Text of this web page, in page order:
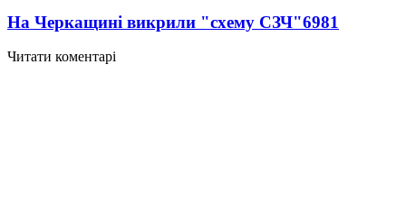
На Черкащині викрили "схему СЗЧ"6981
Читати коментарі